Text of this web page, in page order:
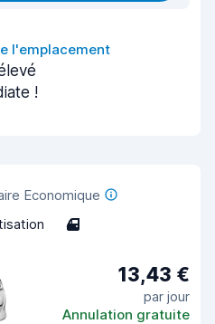
l'emplacement
!
Economique
4
13,43 €
par jour
Annulation gratuite